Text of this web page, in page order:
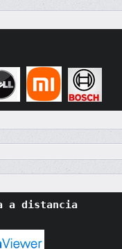
a distancia